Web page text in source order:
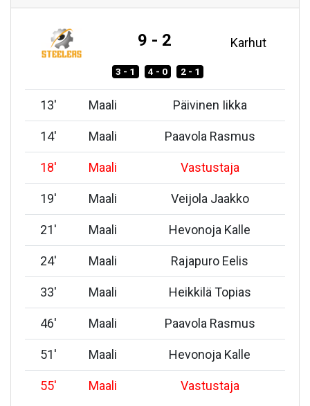
9 - 2 Karhut
3 - 1 4 - 0 2 - 1
13' Maali Päivinen Iikka
14' Maali Paavola Rasmus
18' Maali Vastustaja
19' Maali Veijola Jaakko
21' Maali Hevonoja Kalle
24' Maali Rajapuro Eelis
33' Maali Heikkilä Topias
46' Maali Paavola Rasmus
51' Maali Hevonoja Kalle
55' Maali Vastustaja